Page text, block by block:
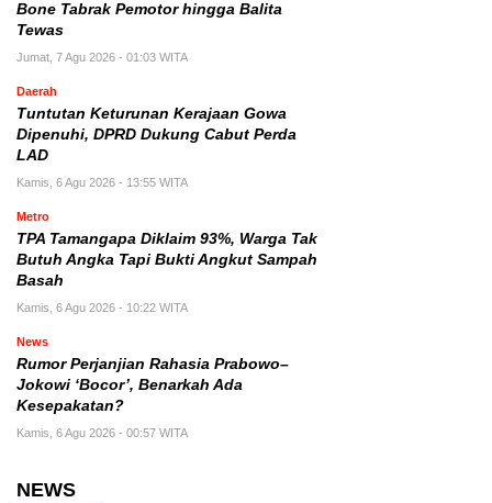
Bone Tabrak Pemotor hingga Balita
Tewas
Jumat, 7 Agu 2026 - 01:03 WITA
Daerah
Tuntutan Keturunan Kerajaan Gowa
Dipenuhi, DPRD Dukung Cabut Perda
LAD
Kamis, 6 Agu 2026 - 13:55 WITA
Metro
TPA Tamangapa Diklaim 93%, Warga Tak
Butuh Angka Tapi Bukti Angkut Sampah
Basah
Kamis, 6 Agu 2026 - 10:22 WITA
News
Rumor Perjanjian Rahasia Prabowo–
Jokowi ‘Bocor’, Benarkah Ada
Kesepakatan?
Kamis, 6 Agu 2026 - 00:57 WITA
NEWS